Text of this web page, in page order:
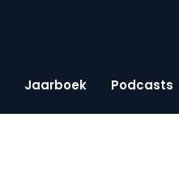
Jaarboek Podcasts